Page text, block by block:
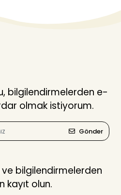
bilgilendirmelerden e-
olmak istiyorum.
Gönder
bilgilendirmelerden
kayıt olun.